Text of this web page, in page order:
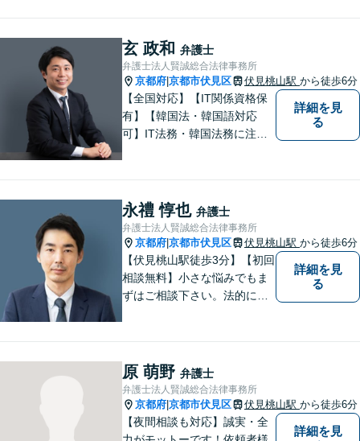
件、建築事件などの幅広い分
野でも経験を積んでおりま
す。お気軽にご相談くださ
い。
玄 政和 弁護士
弁護士法人賢誠総合法律事務所
京都府 京都市伏見区 伏見桃山駅 から徒歩6分
【全国対応】【IT関係資格保
有】【韓国法・韓国語対応
可】IT法務・韓国法務に注力
詳細を見
る
永禮 惇也 弁護士
弁護士法人賢誠総合法律事務所
京都府 京都市伏見区 伏見桃山駅 から徒歩6分
【伏見桃山駅徒歩3分】【初回
相談無料】小さな悩みでもま
ずはご相談下さい。法的に無
／相続／企業法務など幅広く
対応可能。【休日・夜間対応
可】
詳細を見
る
原 萌野 弁護士
弁護士法人賢誠総合法律事務所
京都府 京都市伏見区 伏見桃山駅 から徒歩6分
【夜間相談も対応】誠実・全
詳細を見